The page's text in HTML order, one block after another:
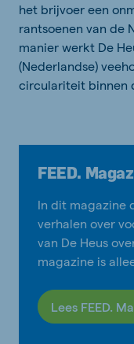
het brijvoer een
rantsoenen van de
manier werkt De
(Nederlandse)
circulariteit binnen
FEED.
In dit magazine
verhalen over
van De Heus
magazine is
Lees FEED.